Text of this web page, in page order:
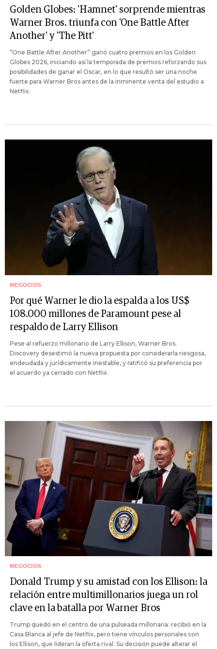
Golden Globes: 'Hamnet' sorprende mientras
Warner Bros. triunfa con 'One Battle After
Another' y 'The Pitt'
“One Battle After Another” ganó cuatro premios en los Golden
Globes 2026, iniciando así la temporada de premios reforzando sus
posibilidades de ganar el Oscar, en lo que resultó ser una noche
fuerte para Warner Bros antes de la inminente venta del estudio a
Netflix.
NEGOCIOS
Por qué Warner le dio la espalda a los US$
108.000 millones de Paramount pese al
respaldo de Larry Ellison
Pese al refuerzo millonario de Larry Ellison, Warner Bros.
Discovery desestimó la nueva propuesta por considerarla riesgosa,
endeudada y jurídicamente inestable, y ratificó su preferencia por
el acuerdo ya cerrado con Netflix.
NEGOCIOS
Donald Trump y su amistad con los Ellison: la
relación entre multimillonarios juega un rol
clave en la batalla por Warner Bros
Trump quedó en el centro de una pulseada millonaria: recibió en la
Casa Blanca al jefe de Netflix, pero tiene vínculos personales con
los Ellison, que lideran la oferta rival. Su decisión puede alterar el